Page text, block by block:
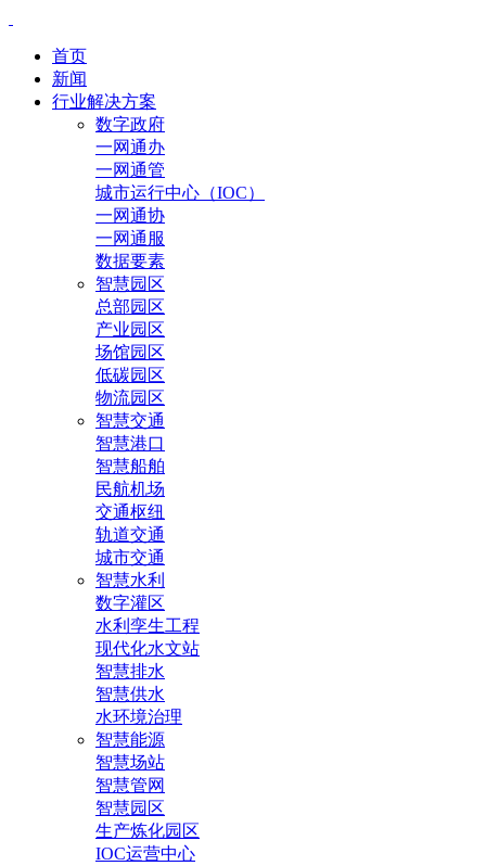
首页
新闻
行业解决方案
数字政府
一网通办
一网通管
城市运行中心（IOC）
一网通协
一网通服
数据要素
智慧园区
总部园区
产业园区
场馆园区
低碳园区
物流园区
智慧交通
智慧港口
智慧船舶
民航机场
交通枢纽
轨道交通
城市交通
智慧水利
数字灌区
水利孪生工程
现代化水文站
智慧排水
智慧供水
水环境治理
智慧能源
智慧场站
智慧管网
智慧园区
生产炼化园区
IOC运营中心